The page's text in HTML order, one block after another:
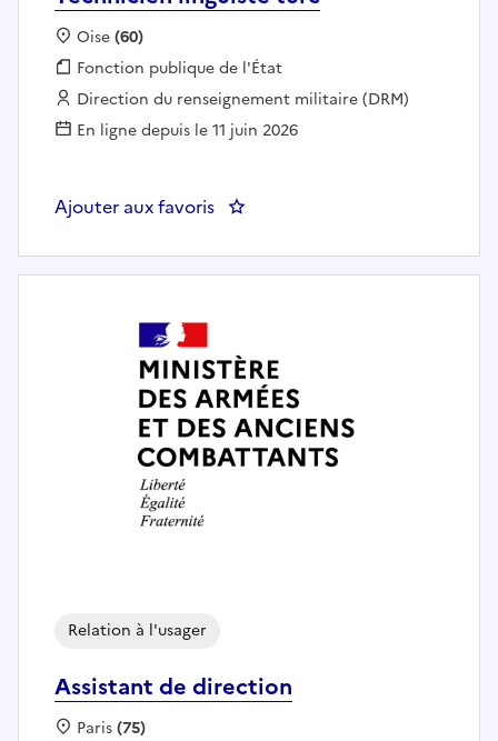
Localisation :
Oise(60)
Fonction publique :
Fonction publique de l'État
Employeur :
Direction du renseignement militaire (DRM)
En ligne depuis le 11 juin 2026
Ajouter aux favoris : Technicien linguiste turc
Assistant de direction
Relation à l'usager
Localisation :
Paris(75)